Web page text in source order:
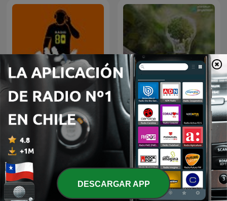
80 mix Minería y sostenibilidad
DESCARGAR APP